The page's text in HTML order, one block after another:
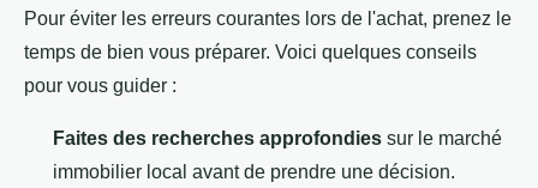
Pour éviter les erreurs courantes lors de l'achat, prenez le
temps de bien vous préparer. Voici quelques conseils
pour vous guider :
Faites des recherches approfondies sur le marché
immobilier local avant de prendre une décision.